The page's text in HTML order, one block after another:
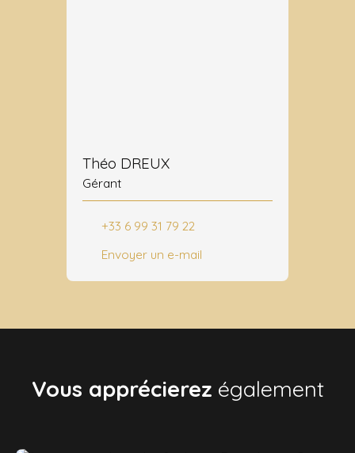
Théo DREUX
Gérant
+33 6 99 31 79 22
Envoyer un e-mail
Vous apprécierez également